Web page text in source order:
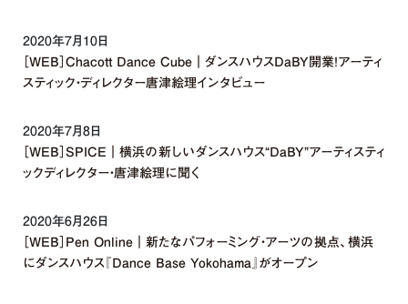
2020年7月10日
［WEB］Chacott Dance Cube｜ダンスハウスDaBY開業！アーティ
スティック・ディレクター唐津絵理インタビュー
2020年7月8日
［WEB］SPICE｜横浜の新しいダンスハウス“DaBY”アーティスティ
ックディレクター・唐津絵理に聞く
2020年6月26日
［WEB］Pen Online｜新たなパフォーミング・アーツの拠点、横浜
にダンスハウス『Dance Base Yokohama』がオープン